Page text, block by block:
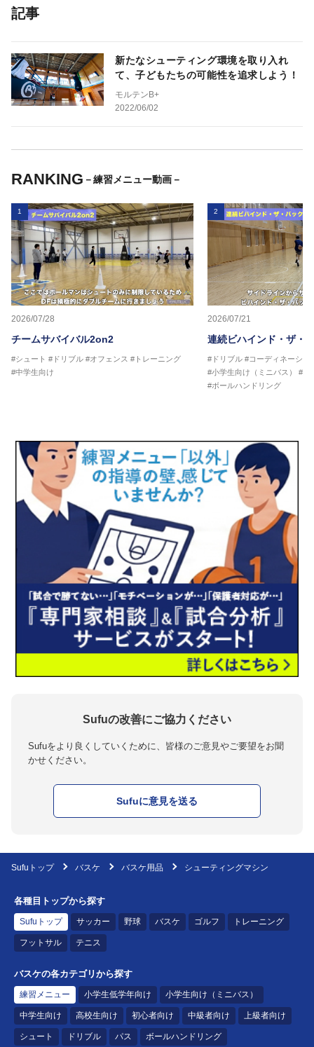
記事
新たなシューティング環境を取り入れ
て、子どもたちの可能性を追求しよう！
モルテンB+
2022/06/02
RANKING －練習メニュー動画－
1
2026/07/28
チームサバイバル2on2
#シュート #ドリブル #オフェンス #トレーニング
#中学生向け
2
2026/07/21
連続ビハインド・ザ・
#ドリブル #コーディネーショ
#小学生向け（ミニバス）
#中
#ボールハンドリング
Sufuの改善にご協力ください
Sufuをより良くしていくために、皆様のご意見やご要望をお聞
かせください。
Sufuに意見を送る
Sufuトップ バスケ バスケ用品 シューティングマシン
各種目トップから探す
Sufuトップ サッカー 野球 バスケ ゴルフ トレーニング
フットサル テニス
バスケの各カテゴリから探す
練習メニュー 小学生低学年向け 小学生向け（ミニバス）
中学生向け 高校生向け 初心者向け 中級者向け 上級者向け
シュート ドリブル パス ボールハンドリング